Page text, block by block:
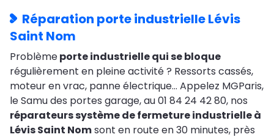
Réparation porte industrielle Lévis
Saint Nom
Problèmeporte industrielle qui se bloque
régulièrement en pleine activité ? Ressorts cassés,
moteur en vrac, panne électrique… Appelez MGParis,
le Samu des portes garage, au 01 84 24 42 80, nos
réparateurs système de fermeture industrielle à
Lévis Saint Nomsont en route en 30 minutes, près